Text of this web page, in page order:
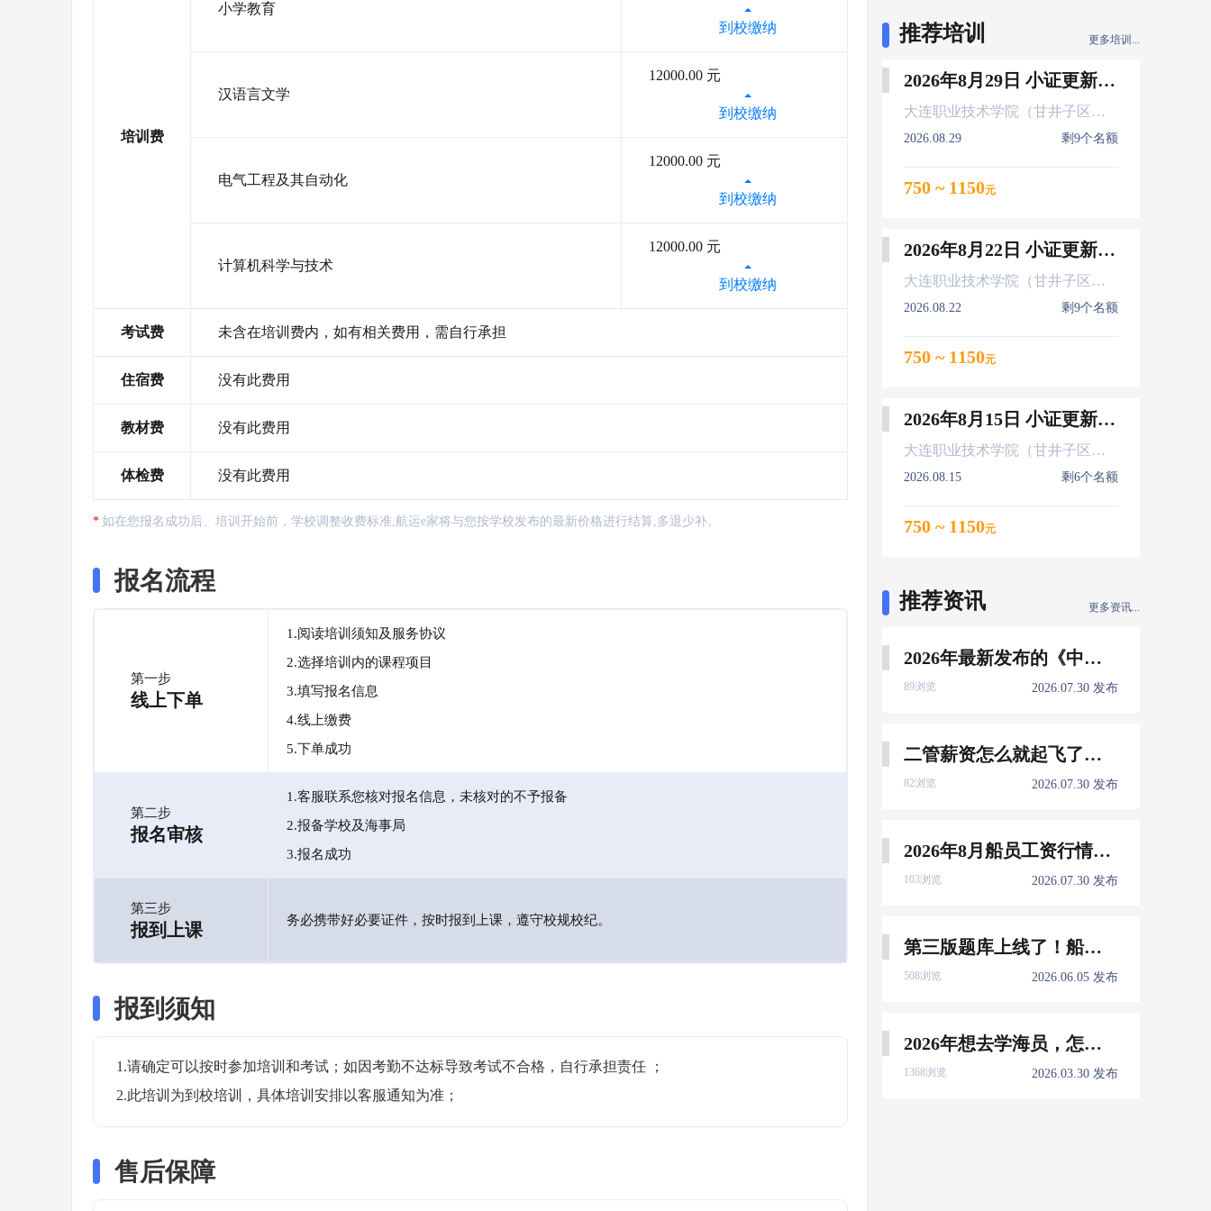
培训费
小学教育
到校缴纳
汉语言文学
12000.00 元
到校缴纳
电气工程及其自动化
12000.00 元
到校缴纳
计算机科学与技术
12000.00 元
到校缴纳
考试费 未含在培训费内，如有相关费用，需自行承担
住宿费 没有此费用
教材费 没有此费用
体检费 没有此费用
如在您报名成功后、培训开始前，学校调整收费标准,航运e家将与您按学校发布的最新价格进行结算,多退少补。
报名流程
第一步
线上下单
1.阅读培训须知及服务协议
2.选择培训内的课程项目
3.填写报名信息
4.线上缴费
5.下单成功
第二步
报名审核
1.客服联系您核对报名信息，未核对的不予报备
2.报备学校及海事局
3.报名成功
第三步
报到上课 务必携带好必要证件，按时报到上课，遵守校规校纪。
报到须知
1.请确定可以按时参加培训和考试；如因考勤不达标导致考试不合格，自行承担责任 ；
2.此培训为到校培训，具体培训安排以客服通知为准；
售后保障
推荐培训 更多培训...
2026年8月29日 小证更新 Z01Z02Z04
大连职业技术学院（甘井子区大连北站）
2026.08.29 剩9个名额
750 ~ 1150元
2026年8月22日 小证更新 Z01Z02Z04
大连职业技术学院（甘井子区大连北站）
2026.08.22 剩9个名额
750 ~ 1150元
2026年8月15日 小证更新 Z01Z02Z04
大连职业技术学院（甘井子区大连北站）
2026.08.15 剩6个名额
750 ~ 1150元
推荐资讯 更多资讯...
2026年最新发布的《中国船员发展报告》，暴露了哪些信息量？
89浏览 2026.07.30 发布
二管薪资怎么就起飞了，下一个会是谁？
82浏览 2026.07.30 发布
2026年8月船员工资行情参考
103浏览 2026.07.30 发布
第三版题库上线了！船员免费刷！
508浏览 2026.06.05 发布
2026年想去学海员，怎么选择培训学校？
1368浏览 2026.03.30 发布